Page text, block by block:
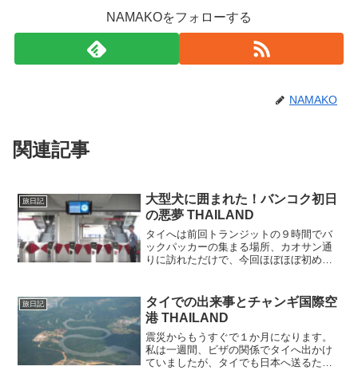
NAMAKOをフォローする
NAMAKO
関連記事
旅日記
大型犬に囲まれた！バンコク初日
の悪夢 THAILAND
タイへは前回トランジットの９時間でバ
ックパッカーの集まる場所、カオサン通
りに訪れただけで、今回ほぼほぼ初めて
思っていたら、色々と全く違っていまし
た。まず、最初に乗ったタク...
旅日記
タイでの出来事とチャンギ国際空
港 THAILAND
震災からもうすぐで１か月になります。
私は一週間、ビザの関係でタイへ出かけ
ていましたが、タイでも日本へ送るため